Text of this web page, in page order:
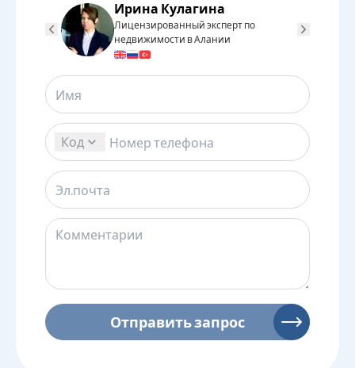
Ирина Кулагина
Лицензированный эксперт по
недвижимости в Алании
Код
Отправить запрос